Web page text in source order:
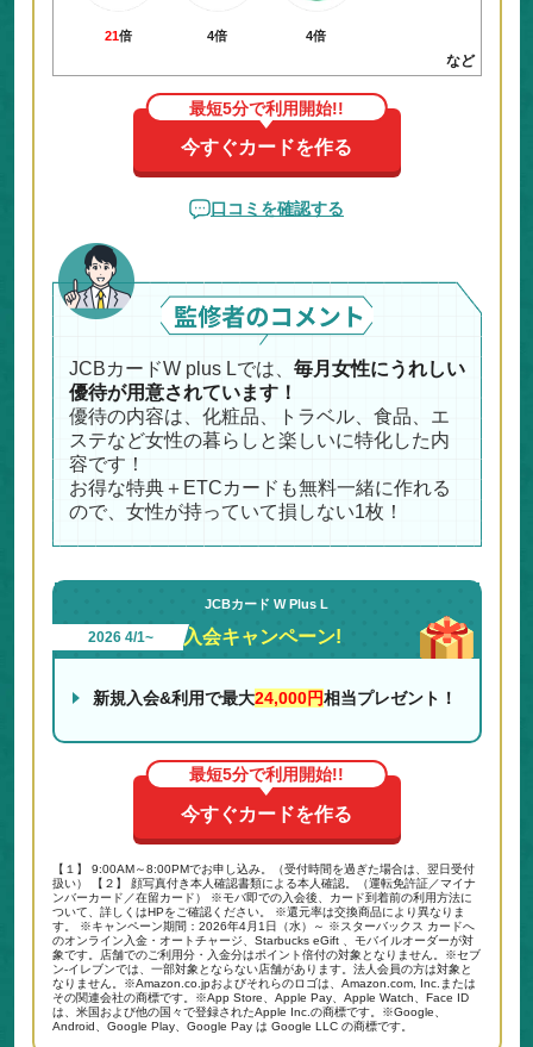
21倍 4倍 4倍
など
今すぐカードを作る
最短5分で利用開始!!
口コミを確認する
JCBカードW plus Lでは、 毎月女性にうれしい
優待が用意されています！
優待の内容は、化粧品、トラベル、食品、エ
ステなど女性の暮らしと楽しいに特化した内
容です！
お得な特典＋ETCカードも無料一緒に作れる
ので、女性が持っていて損しない1枚！
JCBカード W Plus L
2026 4/1~ 入会キャンペーン!
新規入会&利用で最大24,000円相当プレゼント！
今すぐカードを作る
最短5分で利用開始!!
【１】 9:00AM～8:00PMでお申し込み。（受付時間を過ぎた場合は、翌日受付
扱い） 【２】 顔写真付き本人確認書類による本人確認。（運転免許証／マイナ
ンバーカード／在留カード） ※モバ即での入会後、カード到着前の利用方法に
ついて、詳しくはHPをご確認ください。 ※還元率は交換商品により異なりま
す。 ※キャンペーン期間：2026年4月1日（水）～ ※スターバックス カードへ
のオンライン入金・オートチャージ、Starbucks eGift 、モバイルオーダーが対
象です。店舗でのご利用分・入金分はポイント倍付の対象となりません。※セブ
ン‐イレブンでは、一部対象とならない店舗があります。法人会員の方は対象と
なりません。※Amazon.co.jpおよびそれらのロゴは、Amazon.com, Inc.または
その関連会社の商標です。※App Store、Apple Pay、Apple Watch、Face ID
は、米国および他の国々で登録されたApple Inc.の商標です。※Google、
Android、Google Play、Google Pay は Google LLC の商標です。